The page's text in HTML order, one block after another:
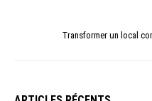
Transformer un local